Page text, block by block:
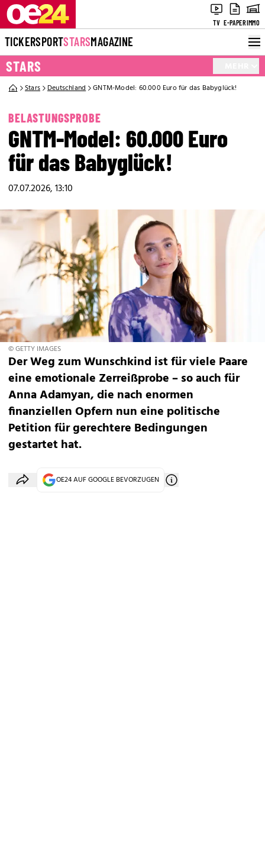
TV E-PAPERIMMO
TICKERSPORTSTARSMAGAZINE
STARS
Stars Deutschland GNTM-Model: 60.000 Euro für das Babyglück!
BELASTUNGSPROBE
GNTM-Model: 60.000 Euro
für das Babyglück!
07.07.2026, 13:10
© GETTY IMAGES
Der Weg zum Wunschkind ist für viele Paare
eine emotionale Zerreißprobe – so auch für
Anna Adamyan, die nach enormen
finanziellen Opfern nun eine politische
Petition für gerechtere Bedingungen
gestartet hat.
OE24 AUF GOOGLE BEVORZUGEN